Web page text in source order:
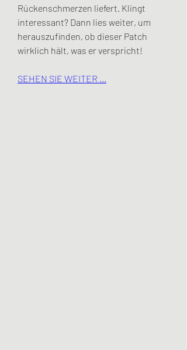
Rückenschmerzen liefert. Klingt
interessant? Dann lies weiter, um
herauszufinden, ob dieser Patch
wirklich hält, was er verspricht!
SEHEN SIE WEITER ...